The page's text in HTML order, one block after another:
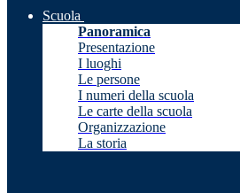
Scuola
Panoramica
Presentazione
I luoghi
Le persone
I numeri della scuola
Le carte della scuola
Organizzazione
La storia